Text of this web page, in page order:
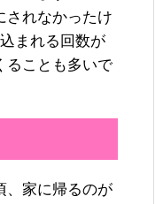
されなかったけ
まれる回数が
ることも多いで
、家に帰るのが